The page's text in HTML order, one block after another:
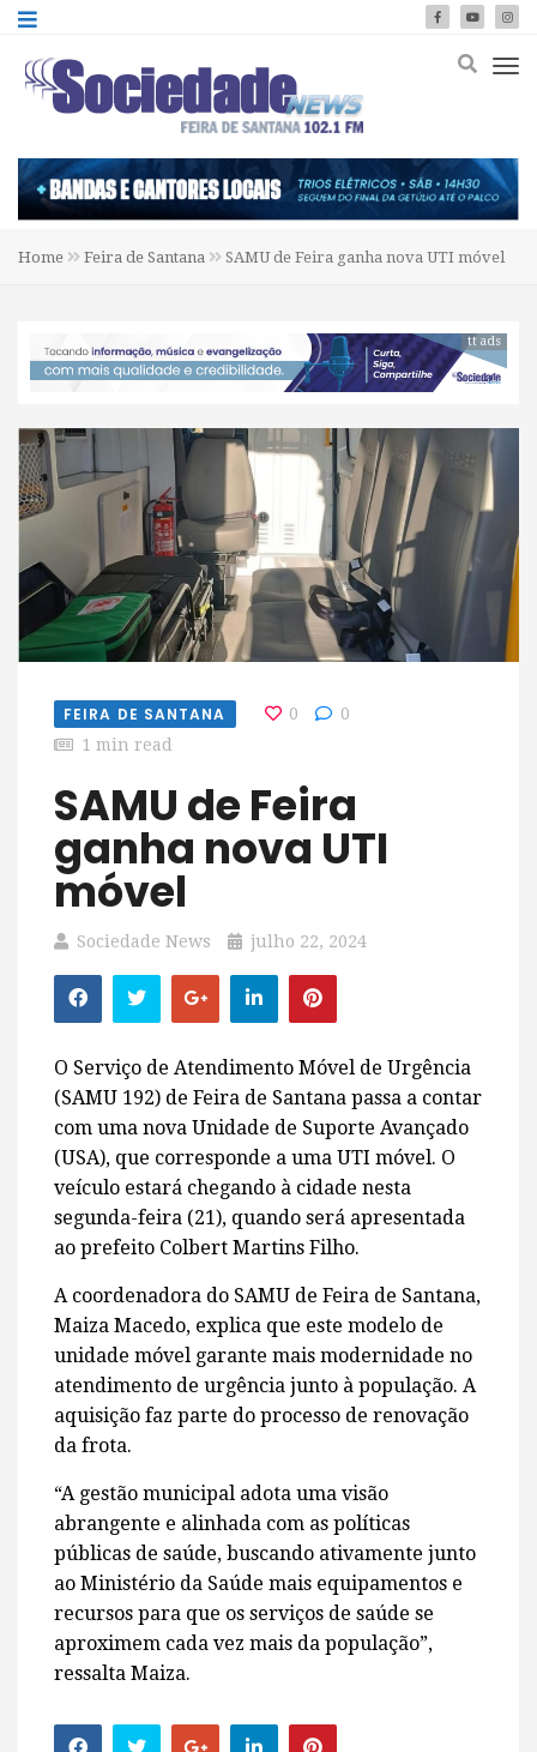
Home Feira de Santana SAMU de Feira ganha nova UTI móvel
tt ads
FEIRA DE SANTANA 0
0
1 min read
SAMU de Feira
ganha nova UTI
móvel
Sociedade News julho 22, 2024
O Serviço de Atendimento Móvel de Urgência
(SAMU 192) de Feira de Santana passa a contar
com uma nova Unidade de Suporte Avançado
(USA), que corresponde a uma UTI móvel. O
veículo estará chegando à cidade nesta
segunda-feira (21), quando será apresentada
ao prefeito Colbert Martins Filho.
A coordenadora do SAMU de Feira de Santana,
Maiza Macedo, explica que este modelo de
unidade móvel garante mais modernidade no
atendimento de urgência junto à população. A
aquisição faz parte do processo de renovação
da frota.
“A gestão municipal adota uma visão
abrangente e alinhada com as políticas
públicas de saúde, buscando ativamente junto
ao Ministério da Saúde mais equipamentos e
recursos para que os serviços de saúde se
aproximem cada vez mais da população”,
ressalta Maiza.